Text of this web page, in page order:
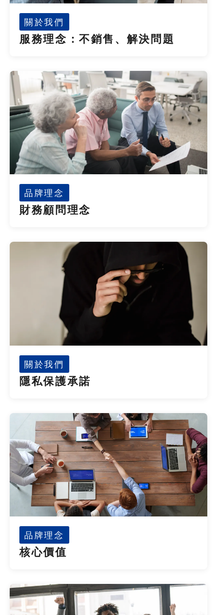
關於我們
服務理念：不銷售、解決問題
品牌理念
財務顧問理念
關於我們
隱私保護承諾
品牌理念
核心價值